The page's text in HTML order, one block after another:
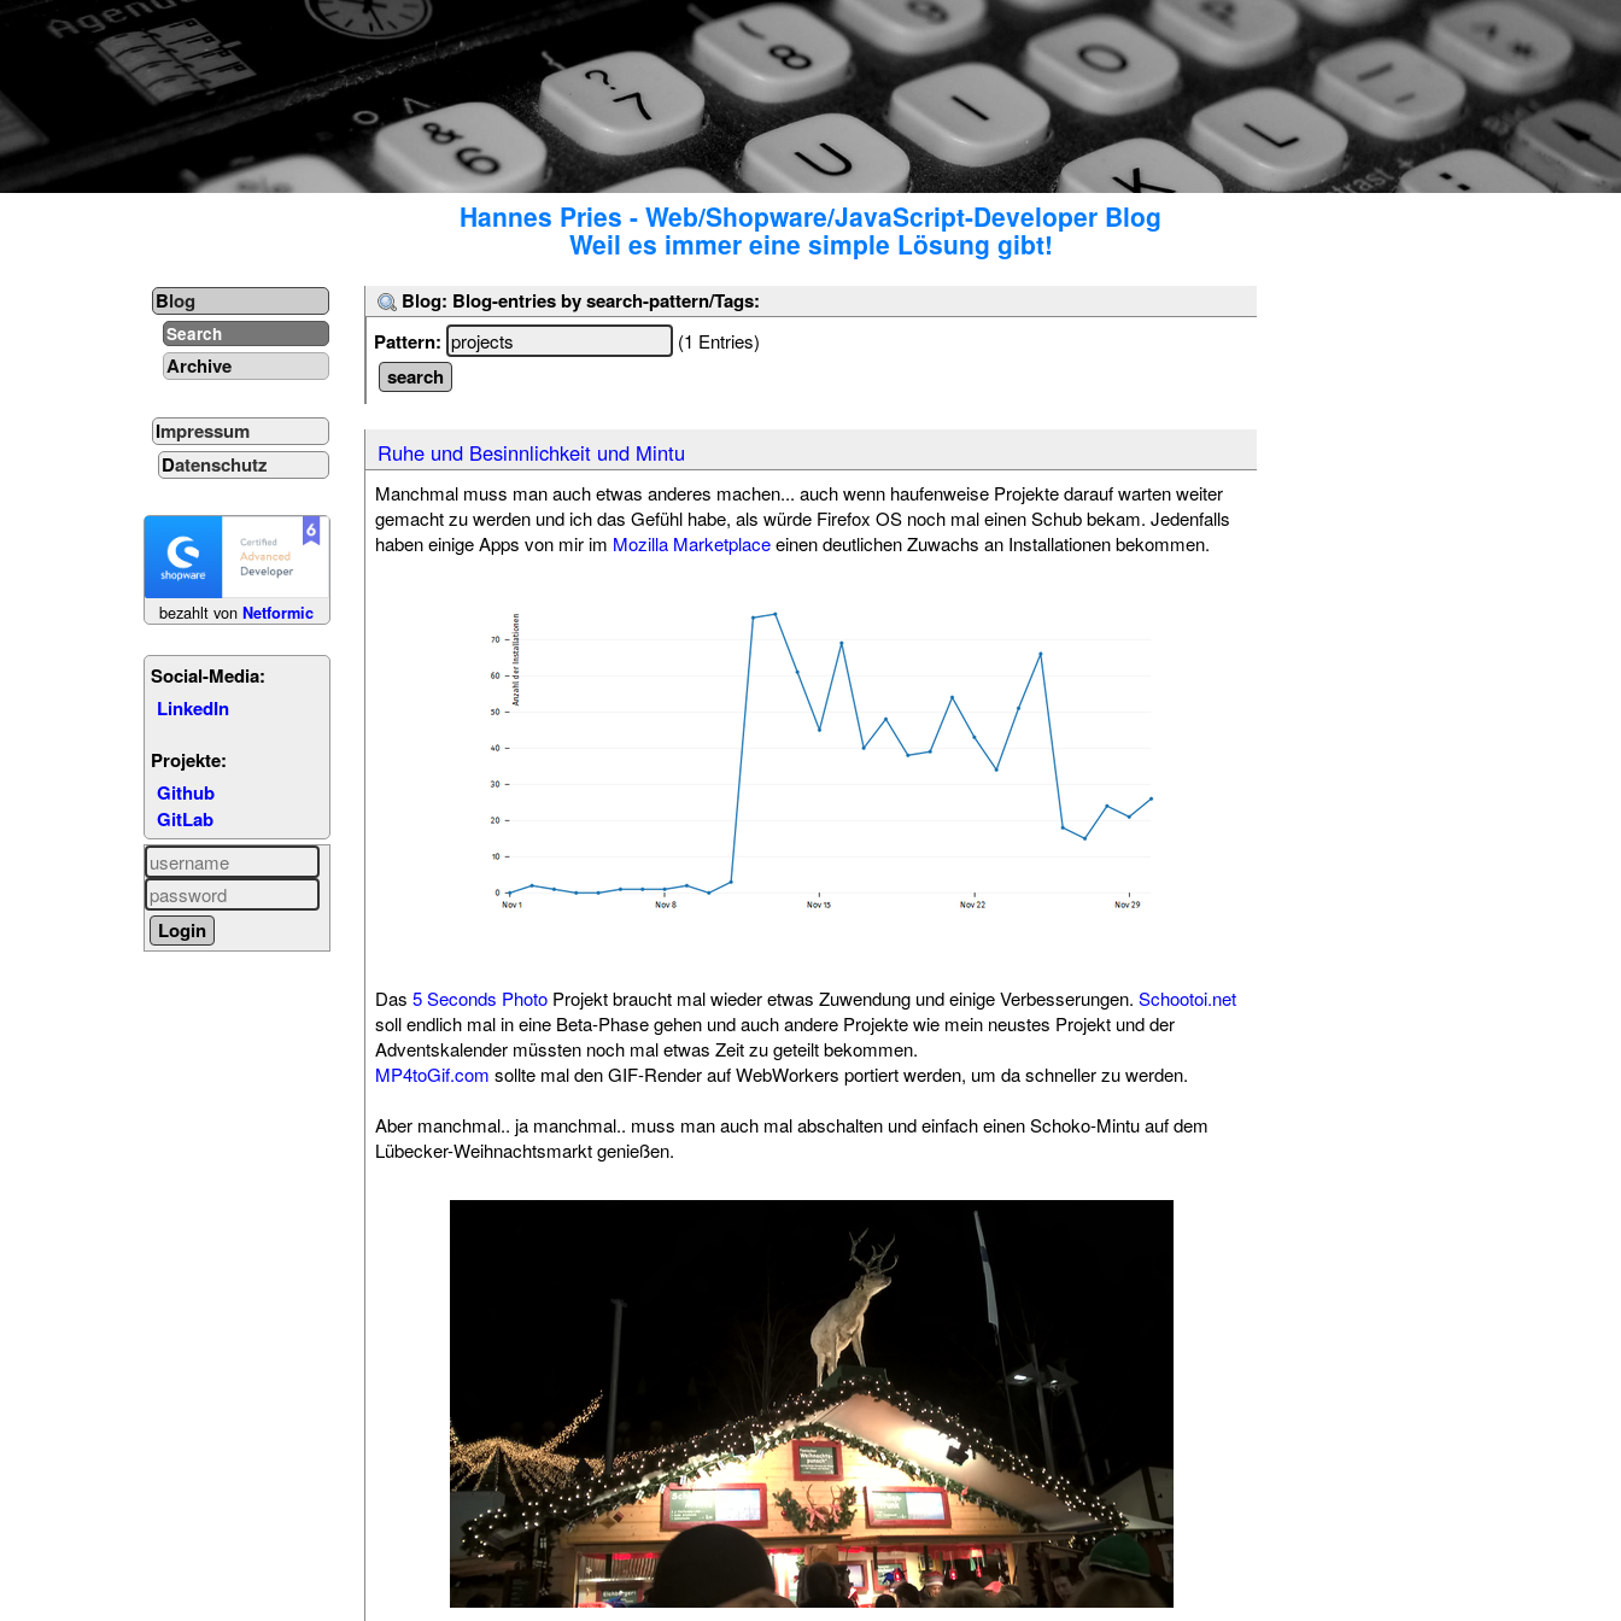
Hannes Pries - Web/Shopware/JavaScript-Developer Blog
Weil es immer eine simple Lösung gibt!
Blog
Search
Archive
Impressum
Datenschutz
bezahlt vonNetformic
Social-Media:
LinkedIn
Projekte:
Github
GitLab
Blog: Blog-entries by search-pattern/Tags:
Pattern:
(1 Entries)
Ruhe und Besinnlichkeit und Mintu
Manchmal muss man auch etwas anderes machen... auch wenn haufenweise Projekte darauf warten weiter
gemacht zu werden und ich das Gefühl habe, als würde Firefox OS noch mal einen Schub bekam. Jedenfalls
haben einige Apps von mir im Mozilla Marketplaceeinen deutlichen Zuwachs an Installationen bekommen.
Das 5 Seconds Photo Projekt braucht mal wieder etwas Zuwendung und einige Verbesserungen. Schootoi.net
soll endlich mal in eine Beta-Phase gehen und auch andere Projekte wie mein neustes Projekt und der
Adventskalender müssten noch mal etwas Zeit zu geteilt bekommen.
MP4toGif.com sollte mal den GIF-Render auf WebWorkers portiert werden, um da schneller zu werden.
Aber manchmal.. ja manchmal.. muss man auch mal abschalten und einfach einen Schoko-Mintu auf dem
Lübecker-Weihnachtsmarkt genießen.